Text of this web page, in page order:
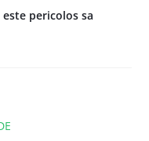
pericolos sa